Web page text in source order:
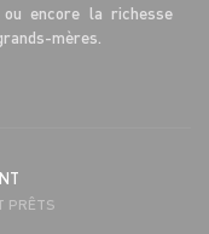
encore la richesse
mères.
PRÊTS